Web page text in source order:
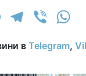
Facebook
Viber
в Telegram,